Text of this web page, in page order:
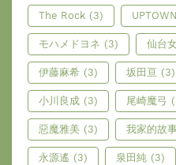
The Rock (3) UPTOWN
モハメドヨネ (3) 仙台
伊藤麻希 (3) 坂田亘 (3)
小川良成 (3) 尾崎魔弓
惡魔雅美 (3) 我家的故
永源遙 (3) 泉田純 (3)